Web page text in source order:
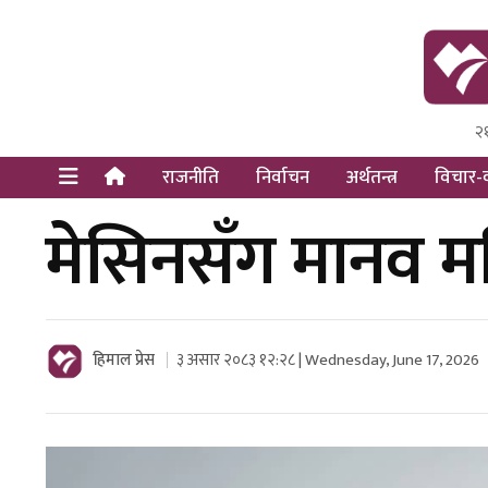
Himal
Dot
राजनीति निर्वाचन अर्थतन्त्र विचार-
मेसिनसँग मानव
हिमाल प्रेस ३ असार २०८३ १२:२८ | Wednesday, June 17, 2026